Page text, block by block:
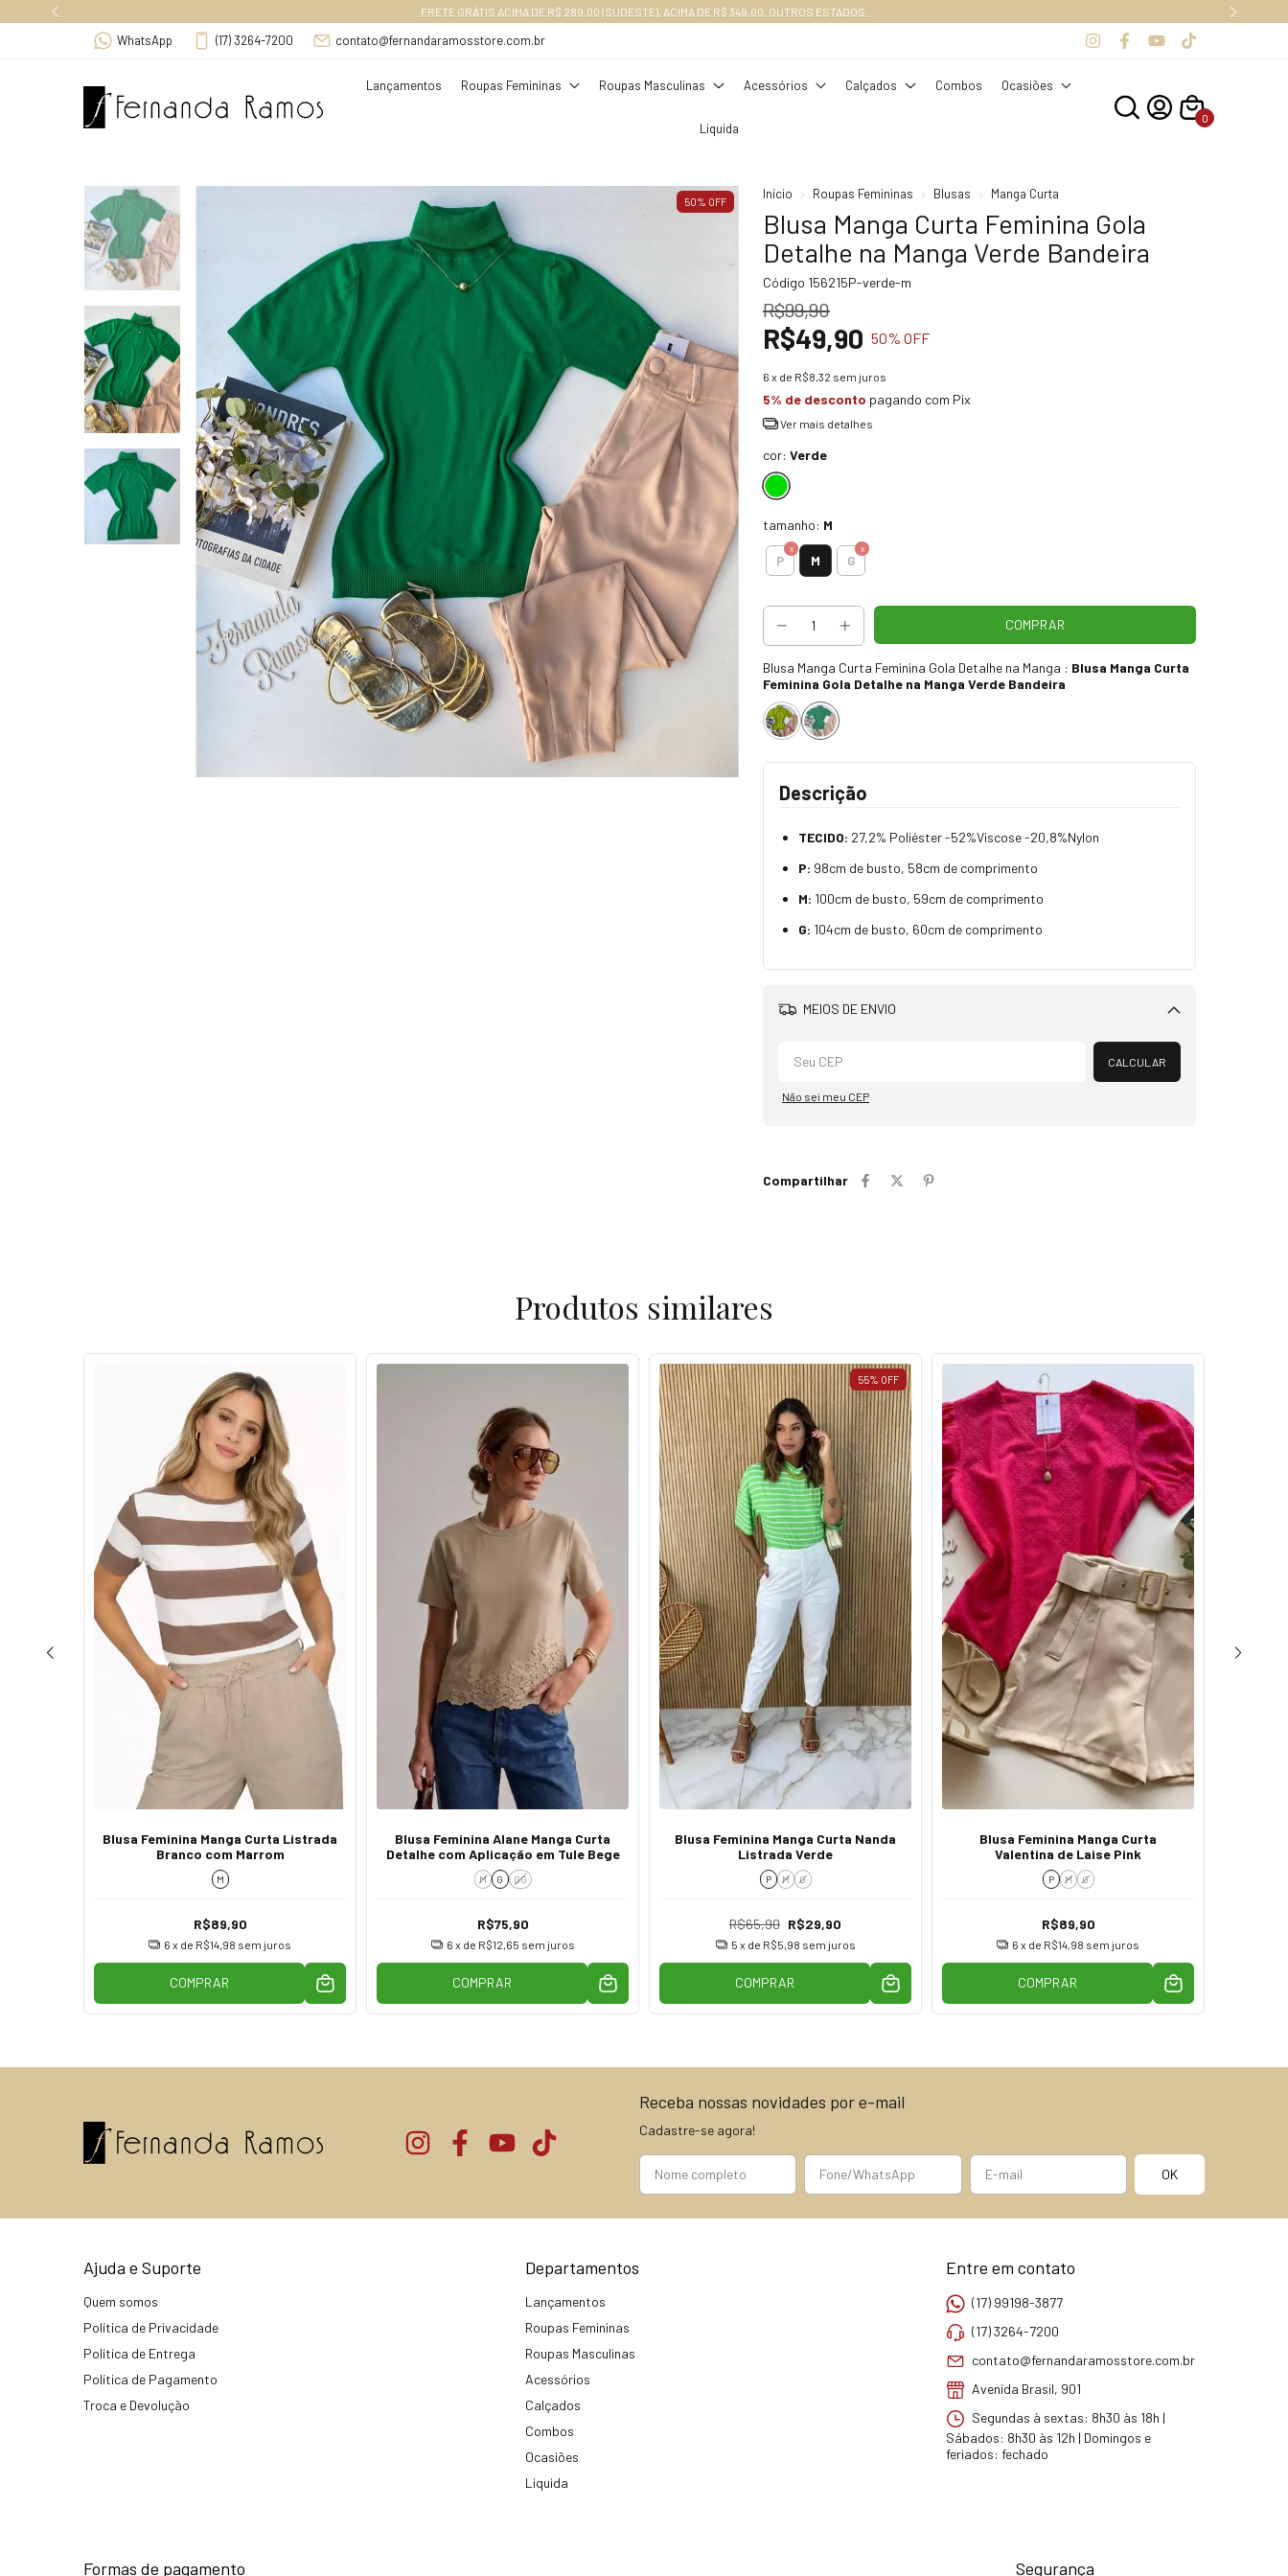
FRETE GRÁTIS ACIMA DE R$ 289,00 (SUDESTE), ACIMA DE R$ 349,00, OUTROS ESTADOS.
WhatsApp (17) 3264-7200 contato@fernandaramosstore.com.br
Lançamentos Roupas Femininas Roupas Masculinas Acessórios Calçados Combos Ocasiões
Liquida
0
50% OFF
Início Roupas Femininas Blusas Manga Curta
Blusa Manga Curta Feminina Gola
Detalhe na Manga Verde Bandeira
Código 156215P-verde-m
R$99,90
R$49,90 50% OFF
6 x de R$8,32 sem juros
5% de desconto pagando com Pix
Ver mais detalhes
cor: Verde
tamanho: M
P M G
Blusa Manga Curta Feminina Gola Detalhe na Manga : Blusa Manga Curta
Feminina Gola Detalhe na Manga Verde Bandeira
Descrição
TECIDO: 27,2% Poliéster -52%Viscose -20,8%Nylon
P: 98cm de busto, 58cm de comprimento
M: 100cm de busto, 59cm de comprimento
G: 104cm de busto, 60cm de comprimento
MEIOS DE ENVIO
Alterar CEP
CALCULAR
Não sei meu CEP
Compartilhar
Produtos similares
Blusa Feminina Manga Curta Listrada
Branco com Marrom
M
R$89,90
6 x de R$14,98 sem juros
COMPRAR
Blusa Feminina Alane Manga Curta
Detalhe com Aplicação em Tule Bege
M G GG
R$75,90
6 x de R$12,65 sem juros
COMPRAR
55% OFF
Blusa Feminina Manga Curta Nanda
Listrada Verde
P M G
R$65,90 R$29,90
5 x de R$5,98 sem juros
COMPRAR
Blusa Feminina Manga Curta
Valentina de Laise Pink
P M G
R$89,90
6 x de R$14,98 sem juros
COMPRAR
Receba nossas novidades por e-mail
Cadastre-se agora!
Ajuda e Suporte
Quem somos
Política de Privacidade
Política de Entrega
Política de Pagamento
Troca e Devolução
Departamentos
Lançamentos
Roupas Femininas
Roupas Masculinas
Acessórios
Calçados
Combos
Ocasiões
Liquida
Entre em contato
(17) 99198-3877
(17) 3264-7200
contato@fernandaramosstore.com.br
Avenida Brasil, 901
Segundas à sextas: 8h30 às 18h |
Sábados: 8h30 às 12h | Domingos e
feriados: fechado
Formas de pagamento Segurança